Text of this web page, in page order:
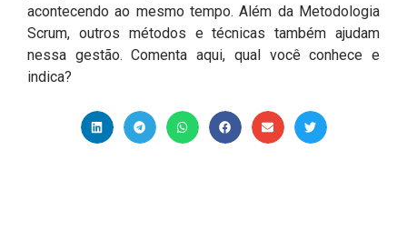
acontecendo ao mesmo tempo. Além da Metodologia
Scrum, outros métodos e técnicas também ajudam
nessa gestão. Comenta aqui, qual você conhece e
indica?